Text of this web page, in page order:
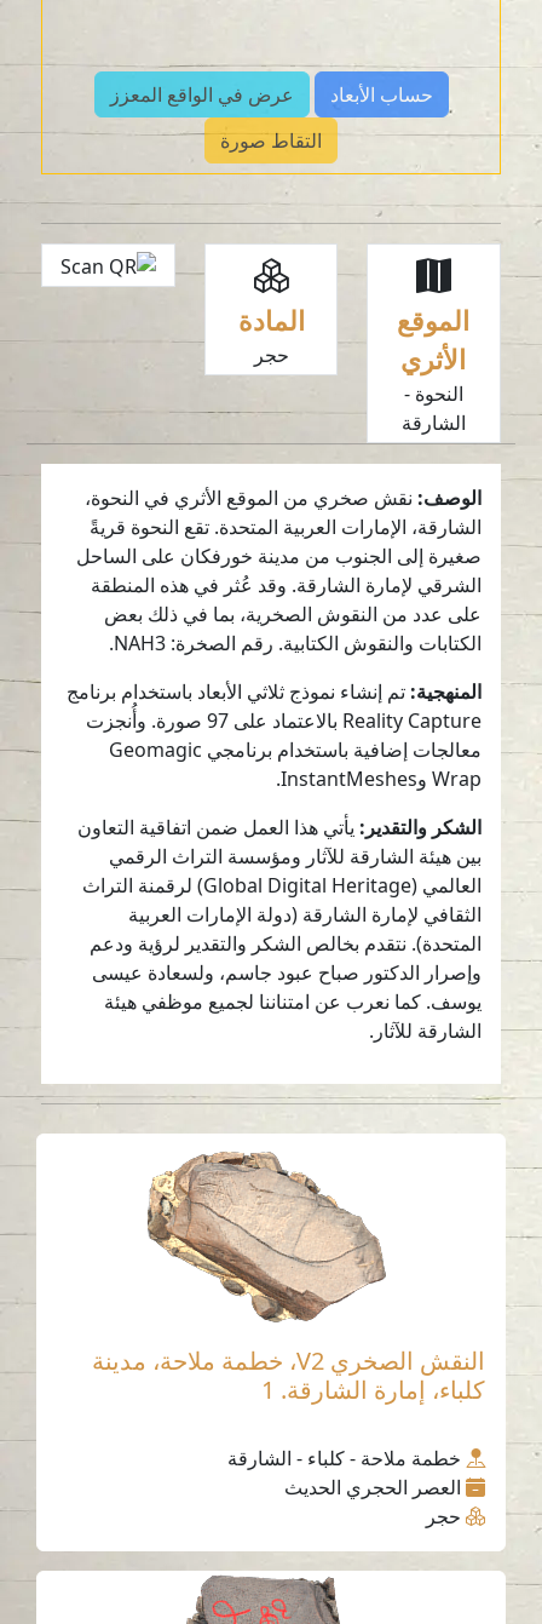
حساب الأبعاد
عرض في الواقع المعزز
التقاط صورة
الموقع
الأثري
النحوة -
الشارقة
المادة
حجر
الوصف:نقش صخري من الموقع الأثري في النحوة،
الشارقة، الإمارات العربية المتحدة. تقع النحوة قريةً
صغيرة إلى الجنوب من مدينة خورفكان على الساحل
الشرقي لإمارة الشارقة. وقد عُثر في هذه المنطقة
على عدد من النقوش الصخرية، بما في ذلك بعض
الكتابات والنقوش الكتابية. رقم الصخرة: NAH3.
المنهجية:تم إنشاء نموذج ثلاثي الأبعاد باستخدام برنامج
Reality Capture بالاعتماد على 97 صورة. وأُنجزت
معالجات إضافية باستخدام برنامجي Geomagic
Wrap وInstantMeshes.
الشكر والتقدير:يأتي هذا العمل ضمن اتفاقية التعاون
بين هيئة الشارقة للآثار ومؤسسة التراث الرقمي
العالمي (Global Digital Heritage) لرقمنة التراث
الثقافي لإمارة الشارقة (دولة الإمارات العربية
المتحدة). نتقدم بخالص الشكر والتقدير لرؤية ودعم
وإصرار الدكتور صباح عبود جاسم، ولسعادة عيسى
يوسف. كما نعرب عن امتناننا لجميع موظفي هيئة
الشارقة للآثار.
النقش الصخري V2، خطمة ملاحة، مدينة
كلباء، إمارة الشارقة. 1
خطمة ملاحة - كلباء - الشارقة
العصر الحجري الحديث
حجر